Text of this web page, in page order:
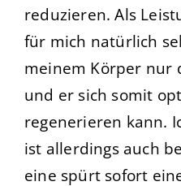
reduzieren. Als
für mich natürlich
meinem Körper nur
und er sich somit
regenerieren kann.
ist allerdings auch
eine spürt sofort